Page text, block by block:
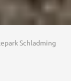
Schladming